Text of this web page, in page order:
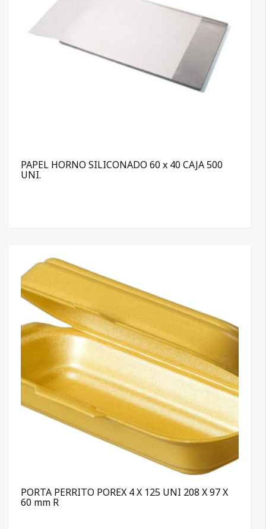
PAPEL HORNO SILICONADO 60 x 40 CAJA 500
UNI.
PORTA PERRITO POREX 4 X 125 UNI 208 X 97 X
60 mm R